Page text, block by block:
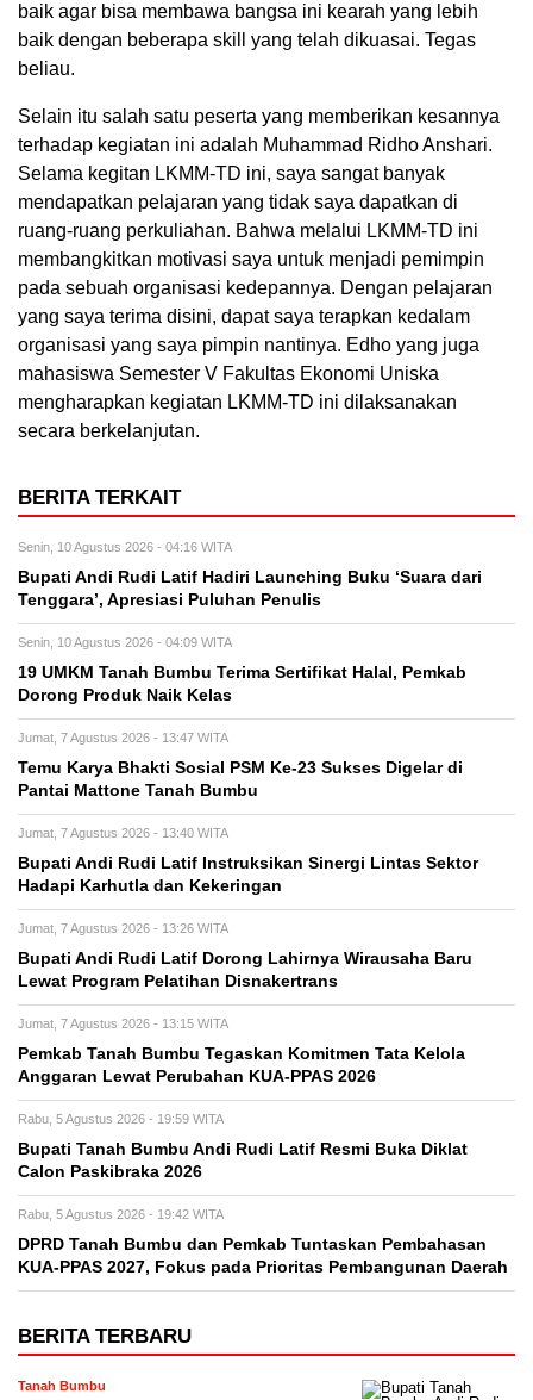
baik agar bisa membawa bangsa ini kearah yang lebih
baik dengan beberapa skill yang telah dikuasai. Tegas
beliau.
Selain itu salah satu peserta yang memberikan kesannya
terhadap kegiatan ini adalah Muhammad Ridho Anshari.
Selama kegitan LKMM-TD ini, saya sangat banyak
mendapatkan pelajaran yang tidak saya dapatkan di
ruang-ruang perkuliahan. Bahwa melalui LKMM-TD ini
membangkitkan motivasi saya untuk menjadi pemimpin
pada sebuah organisasi kedepannya. Dengan pelajaran
yang saya terima disini, dapat saya terapkan kedalam
organisasi yang saya pimpin nantinya. Edho yang juga
mahasiswa Semester V Fakultas Ekonomi Uniska
mengharapkan kegiatan LKMM-TD ini dilaksanakan
secara berkelanjutan.
BERITA TERKAIT
Senin, 10 Agustus 2026 - 04:16 WITA
Bupati Andi Rudi Latif Hadiri Launching Buku ‘Suara dari
Tenggara’, Apresiasi Puluhan Penulis
Senin, 10 Agustus 2026 - 04:09 WITA
19 UMKM Tanah Bumbu Terima Sertifikat Halal, Pemkab
Dorong Produk Naik Kelas
Jumat, 7 Agustus 2026 - 13:47 WITA
Temu Karya Bhakti Sosial PSM Ke-23 Sukses Digelar di
Pantai Mattone Tanah Bumbu
Jumat, 7 Agustus 2026 - 13:40 WITA
Bupati Andi Rudi Latif Instruksikan Sinergi Lintas Sektor
Hadapi Karhutla dan Kekeringan
Jumat, 7 Agustus 2026 - 13:26 WITA
Bupati Andi Rudi Latif Dorong Lahirnya Wirausaha Baru
Lewat Program Pelatihan Disnakertrans
Jumat, 7 Agustus 2026 - 13:15 WITA
Pemkab Tanah Bumbu Tegaskan Komitmen Tata Kelola
Anggaran Lewat Perubahan KUA-PPAS 2026
Rabu, 5 Agustus 2026 - 19:59 WITA
Bupati Tanah Bumbu Andi Rudi Latif Resmi Buka Diklat
Calon Paskibraka 2026
Rabu, 5 Agustus 2026 - 19:42 WITA
DPRD Tanah Bumbu dan Pemkab Tuntaskan Pembahasan
KUA-PPAS 2027, Fokus pada Prioritas Pembangunan Daerah
BERITA TERBARU
Tanah Bumbu